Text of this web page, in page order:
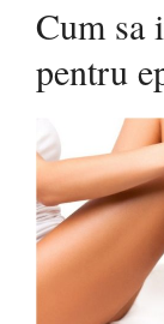
Cum sa
pentru